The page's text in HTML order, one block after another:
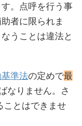
。点呼を行う事
者に限られま
うことは違法と
準法の定めで最
なりません。さ
ことはできませ